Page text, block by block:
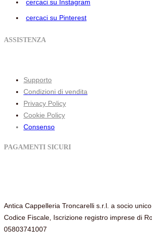
cercaci su Instagram
cercaci su Pinterest
ASSISTENZA
Supporto
Condizioni di vendita
Privacy Policy
Cookie Policy
Consenso
PAGAMENTI SICURI
Antica Cappelleria Troncarelli s.r.l. a socio unico
Codice Fiscale, Iscrizione registro imprese di
05803741007